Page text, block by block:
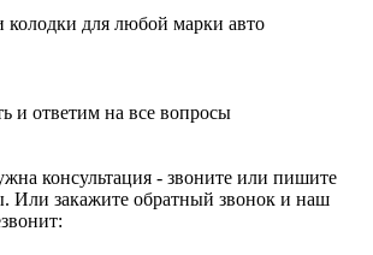
колодки для любой марки авто
и ответим на все вопросы
консультация - звоните или пишите
Или закажите обратный звонок и наш